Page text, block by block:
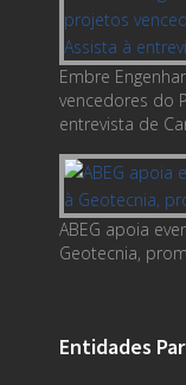
Embre
vencedores do
entrevista de
ABEG apoia
Geotecnia,
Entidades